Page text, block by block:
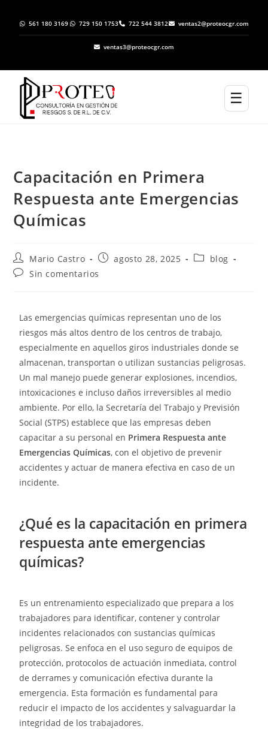
561 180 3169 729 150 1753 722 544 3812 ventas2@proteocgr.com
ventas3@proteocgr.com
☰
Capacitación en Primera
Respuesta ante Emergencias
Químicas
Mario Castro agosto 28, 2025
blog
Sin comentarios
Las emergencias químicas representan uno de los
riesgos más altos dentro de los centros de trabajo,
especialmente en aquellos giros industriales donde se
almacenan, transportan o utilizan sustancias peligrosas.
Un mal manejo puede generar explosiones, incendios,
intoxicaciones e incluso daños irreversibles al medio
ambiente. Por ello, la Secretaría del Trabajo y Previsión
Social (STPS) establece que las empresas deben
capacitar a su personal en Primera Respuesta ante
Emergencias Químicas, con el objetivo de prevenir
accidentes y actuar de manera efectiva en caso de un
incidente.
¿Qué es la capacitación en primera
respuesta ante emergencias
químicas?
Es un entrenamiento especializado que prepara a los
trabajadores para identificar, contener y controlar
incidentes relacionados con sustancias químicas
peligrosas. Se enfoca en el uso seguro de equipos de
protección, protocolos de actuación inmediata, control
de derrames y comunicación efectiva durante la
emergencia. Esta formación es fundamental para
reducir el impacto de los accidentes y salvaguardar la
integridad de los trabajadores.